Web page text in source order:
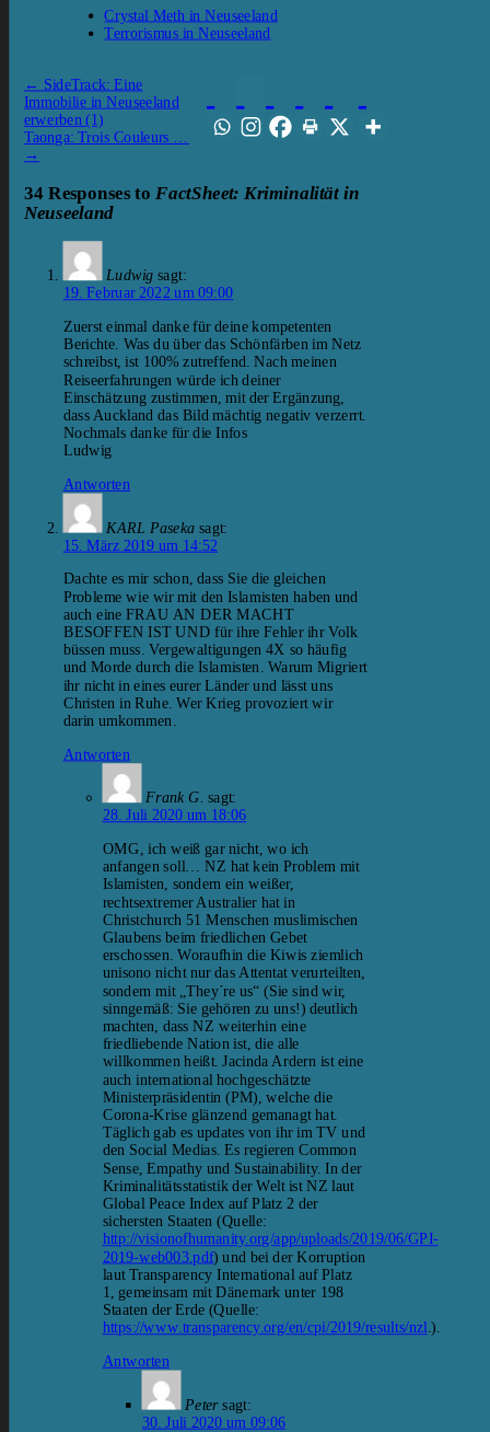
Crystal Meth in Neuseeland
Terrorismus in Neuseeland
← SideTrack: Eine
Immobilie in Neuseeland
erwerben (1)
Taonga: Trois Couleurs …
→
34 Responses to FactSheet: Kriminalität in
Neuseeland
Ludwig sagt:
19. Februar 2022 um 09:00
Zuerst einmal danke für deine kompetenten
Berichte. Was du über das Schönfärben im Netz
schreibst, ist 100% zutreffend. Nach meinen
Reiseerfahrungen würde ich deiner
Einschätzung zustimmen, mit der Ergänzung,
dass Auckland das Bild mächtig negativ verzerrt.
Nochmals danke für die Infos
Ludwig
Antworten
KARL Paseka sagt:
15. März 2019 um 14:52
Dachte es mir schon, dass Sie die gleichen
Probleme wie wir mit den Islamisten haben und
auch eine FRAU AN DER MACHT
BESOFFEN IST UND für ihre Fehler ihr Volk
büssen muss. Vergewaltigungen 4X so häufig
und Morde durch die Islamisten. Warum Migriert
ihr nicht in eines eurer Länder und lässt uns
Christen in Ruhe. Wer Krieg provoziert wir
darin umkommen.
Antworten
Frank G. sagt:
28. Juli 2020 um 18:06
OMG, ich weiß gar nicht, wo ich
anfangen soll… NZ hat kein Problem mit
Islamisten, sondern ein weißer,
rechtsextremer Australier hat in
Christchurch 51 Menschen muslimischen
Glaubens beim friedlichen Gebet
erschossen. Woraufhin die Kiwis ziemlich
unisono nicht nur das Attentat verurteilten,
sondern mit „They´re us“ (Sie sind wir,
sinngemäß: Sie gehören zu uns!) deutlich
machten, dass NZ weiterhin eine
friedliebende Nation ist, die alle
willkommen heißt. Jacinda Ardern ist eine
auch international hochgeschätzte
Ministerpräsidentin (PM), welche die
Corona-Krise glänzend gemanagt hat.
Täglich gab es updates von ihr im TV und
den Social Medias. Es regieren Common
Sense, Empathy und Sustainability. In der
Kriminalitätsstatistik der Welt ist NZ laut
Global Peace Index auf Platz 2 der
sichersten Staaten (Quelle:
http://visionofhumanity.org/app/uploads/2019/06/GPI-
2019-web003.pdf) und bei der Korruption
laut Transparency International auf Platz
1, gemeinsam mit Dänemark unter 198
Staaten der Erde (Quelle:
https://www.transparency.org/en/cpi/2019/results/nzl .).
Antworten
Peter sagt:
30. Juli 2020 um 09:06